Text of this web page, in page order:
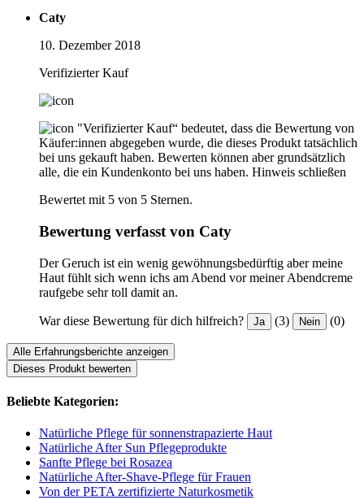
Caty
10. Dezember 2018
Verifizierter Kauf
"Verifizierter Kauf“ bedeutet, dass die Bewertung von
Käufer:innen abgegeben wurde, die dieses Produkt tatsächlich
bei uns gekauft haben. Bewerten können aber grundsätzlich
alle, die ein Kundenkonto bei uns haben. Hinweis schließen
Bewertet mit 5 von 5 Sternen.
Bewertung verfasst von Caty
Der Geruch ist ein wenig gewöhnungsbedürftig aber meine
Haut fühlt sich wenn ichs am Abend vor meiner Abendcreme
raufgebe sehr toll damit an.
War diese Bewertung für dich hilfreich? Ja (3) Nein (0)
Alle Erfahrungsberichte anzeigen
Dieses Produkt bewerten
Beliebte Kategorien:
Natürliche Pflege für sonnenstrapazierte Haut
Natürliche After Sun Pflegeprodukte
Sanfte Pflege bei Rosazea
Natürliche After-Shave-Pflege für Frauen
Von der PETA zertifizierte Naturkosmetik